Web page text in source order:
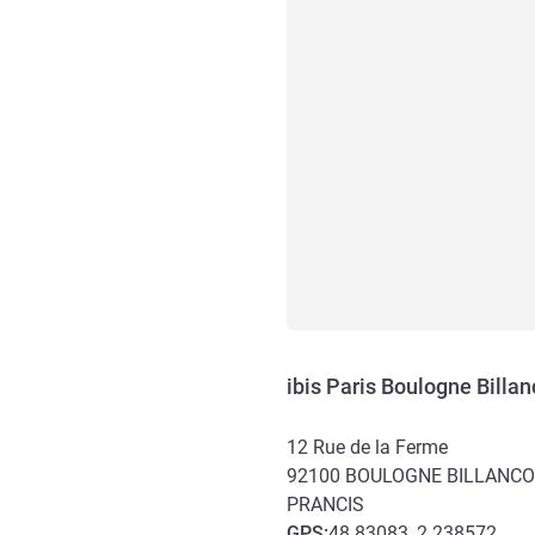
ibis Paris Boulogne
12 Rue de la Ferme
92100 BOULOGNE
PRANCIS